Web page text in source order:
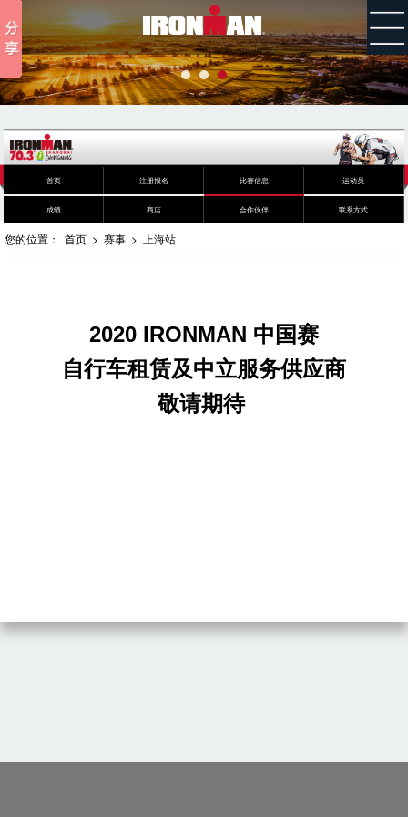
首页 注册报名 比赛信息 运动员
成绩 商店 合作伙伴 联系方式
您的位置： 首页 > 赛事 > 上海站
2020 IRONMAN 中国赛
自行车租赁及中立服务供应商
敬请期待